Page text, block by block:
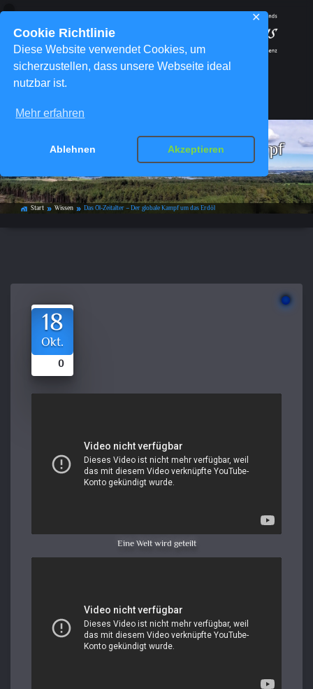
Cookie Richtlinie
Diese Website verwendet Cookies, um
sicherzustellen, dass unsere Webseite ideal
nutzbar ist.
Mehr erfahren
Ablehnen Akzeptieren
✕
Das Öl-Zeitalter – Der globale Kampf
um das Erdöl
home_work Start double_arrow Wissen double_arrow Das Öl-Zeitalter – Der globale Kampf um das Erdöl
18
Okt.
0
Eine Welt wird geteilt